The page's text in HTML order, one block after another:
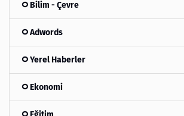
Bilim - Çevre
Adwords
Yerel Haberler
Ekonomi